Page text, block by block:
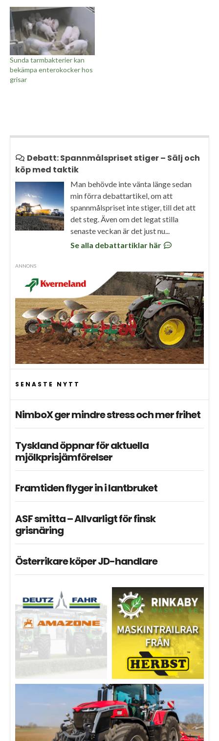
Sunda tarmbakterier kan
bekämpa enterokocker hos
grisar
Debatt: Spannmålspriset stiger – Sälj och
köp med taktik
Man behövde inte vänta länge sedan
min förra debattartikel, om att
spannmålspriset inte stiger, till det att
det steg. Även om det legat stilla
senaste veckan är det just nu...
Se alla debattartiklar här
ANNONS
SENASTE NYTT
NimboX ger mindre stress och mer frihet
Tyskland öppnar för aktuella
mjölkprisjämförelser
Framtiden flyger in i lantbruket
ASF smitta – Allvarligt för finsk
grisnäring
Österrikare köper JD-handlare